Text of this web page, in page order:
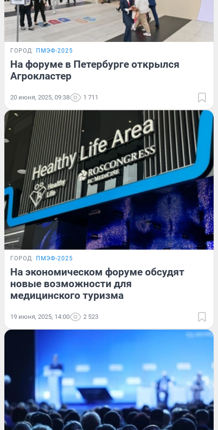
ГОРОД ПМЭФ-2025
На форуме в Петербурге открылся
Агрокластер
20 июня, 2025, 09:38 1 711
ГОРОД ПМЭФ-2025
На экономическом форуме обсудят
новые возможности для
медицинского туризма
19 июня, 2025, 14:00 2 523